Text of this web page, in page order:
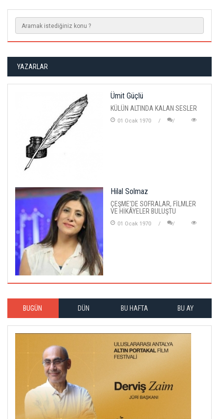
YAZARLAR
Ümit Güçlü
KÜLÜN ALTINDA KALAN SESLER
01 Ocak 1970
Hilal Solmaz
ÇEŞME'DE SOFRALAR, FİLMLER
VE HİKÂYELER BULUŞTU
01 Ocak 1970
BUGÜN DÜN BU HAFTA BU AY